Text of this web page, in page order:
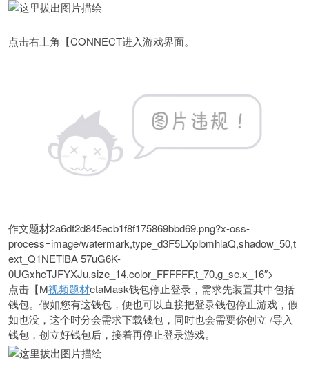
点击右上角【CONNECT进入游戏界面。
作文题材2a6df2d845ecb1f8f175869bbd69.png?x-oss-
process=image/watermark,type_d3F5LXplbmhlaQ,shadow_50,t
ext_Q1NETiBA 57uG6K-
0UGxheTJFYXJu,size_14,color_FFFFFF,t_70,g_se,x_16″>
点击【M视频题材etaMask钱包停止登录，需求先装置其中包括
钱包。假如您有这钱包，便也可以直接把登录钱包停止游戏，假
如也没，这个时分会需求下载钱包，同时也会需要你创立 /导入
钱包，创立好钱包后，接着再停止登录游戏。